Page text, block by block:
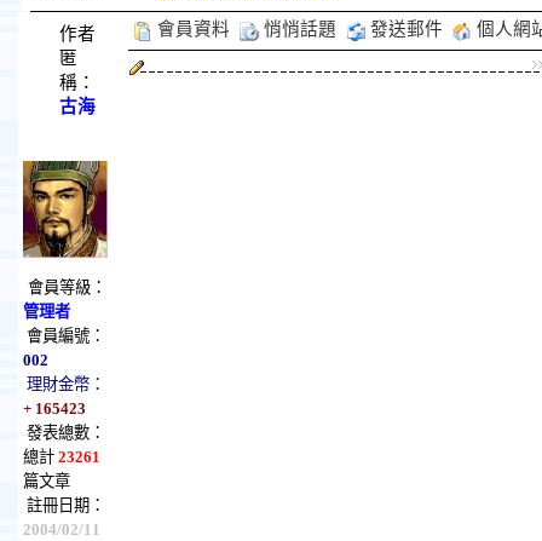
作者
匿
稱：
古海
會員等級：
管理者
會員編號：
002
理財金幣：
+ 165423
發表總數：
總計 23261
篇文章
註冊日期：
2004/02/11
會員資料 悄悄話題 發送郵件 個人網